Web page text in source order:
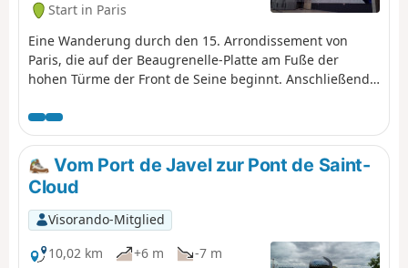
Start in Paris
Eine Wanderung durch den 15. Arrondissement von
Paris, die auf der Beaugrenelle-Platte am Fuße der
hohen Türme der Front de Seine beginnt. Anschließend
durch die Straßen und zahlreichen Plätze dieses
Arrondissements. Anschließend wird Georges Brassens
in der Straße, in der er gewohnt hat, und dann in dem
großen Park, der seinen Namen trägt, gedacht. Die
Wanderung endet entlang der stillgelegten
Eisenbahnstrecke Petite Ceinture.
Vom Port de Javel zur Pont de Saint-
Cloud
Visorando-Mitglied
10,02 km
+6 m -7 m